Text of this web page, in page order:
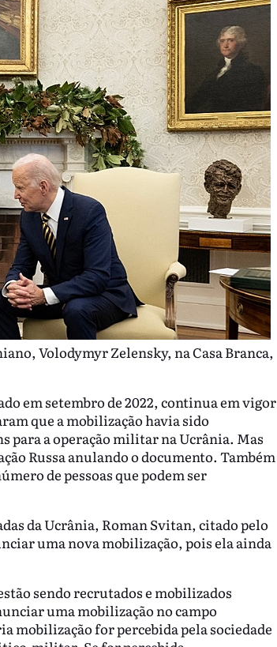
Volodymyr Zelensky, na Casa Branca,
em setembro de 2022, continua em vigor
que a mobilização havia sido
para a operação militar na Ucrânia. Mas
Russa anulando o documento. Também
de pessoas que podem ser
da Ucrânia, Roman Svitan, citado pelo
uma nova mobilização, pois ela ainda
sendo recrutados e mobilizados
uma mobilização no campo
mobilização for percebida pela sociedade